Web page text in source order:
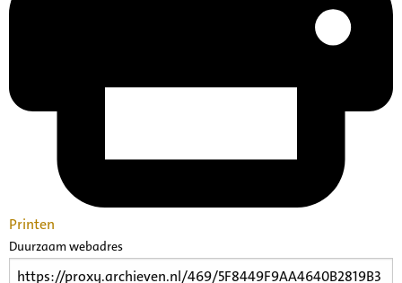
Printen
Duurzaam webadres